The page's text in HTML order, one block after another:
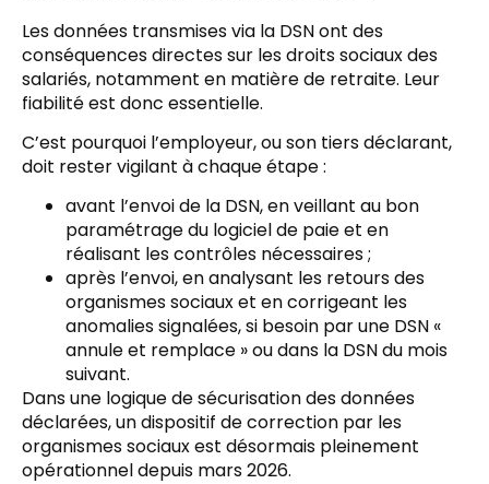
Les données transmises via la DSN ont des
conséquences directes sur les droits sociaux des
salariés, notamment en matière de retraite. Leur
fiabilité est donc essentielle.
C’est pourquoi l’employeur, ou son tiers déclarant,
doit rester vigilant à chaque étape :
avant l’envoi de la DSN, en veillant au bon
paramétrage du logiciel de paie et en
réalisant les contrôles nécessaires ;
après l’envoi, en analysant les retours des
organismes sociaux et en corrigeant les
anomalies signalées, si besoin par une DSN «
annule et remplace » ou dans la DSN du mois
suivant.
Dans une logique de sécurisation des données
déclarées, un dispositif de correction par les
organismes sociaux est désormais pleinement
opérationnel depuis mars 2026.